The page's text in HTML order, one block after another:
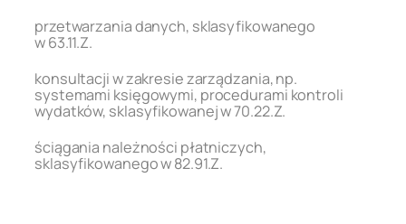
przetwarzania danych, sklasyfikowanego
w 63.11.Z.
konsultacji w zakresie zarządzania, np.
systemami księgowymi, procedurami kontroli
wydatków, sklasyfikowanej w 70.22.Z.
ściągania należności płatniczych,
sklasyfikowanego w 82.91.Z.